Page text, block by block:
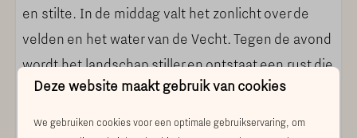
Terras
Tuintafel
Tuinstoelen
Loungeset
en stilte. In de middag valt het zonlicht over de
velden en het water van de Vecht. Tegen de avond
wordt het landschap stiller en ontstaat een rust die
steeds zeldzamer wordt.
De rivier ligt op korte afstand van de lodge en
Deze website maakt gebruik van cookies
We gebruiken cookies voor een optimale gebruikservaring, om